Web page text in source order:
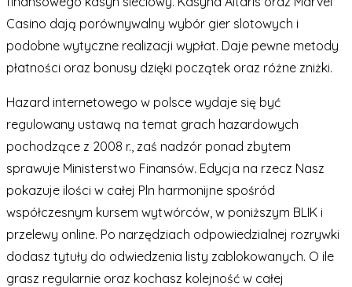
Casino dają porównywalny wybór gier slotowych i
podobne wytyczne realizacji wypłat. Daje pewne metody
płatności oraz bonusy dzięki początek oraz różne zniżki.
Hazard internetowego w polsce wydaje się być
regulowany ustawą na temat grach hazardowych
pochodzące z 2008 r., zaś nadzór ponad zbytem
sprawuje Ministerstwo Finansów. Edycja na rzecz Nasz
pokazuje ilości w całej Pln harmonijne spośród
współczesnym kursem wytwórców, w poniższym BLIK i
przelewy online. Po narzędziach odpowiedzialnej rozrywki
dodasz tytuły do odwiedzenia listy zablokowanych. O ile
grasz regularnie oraz kochasz kolejność w całej